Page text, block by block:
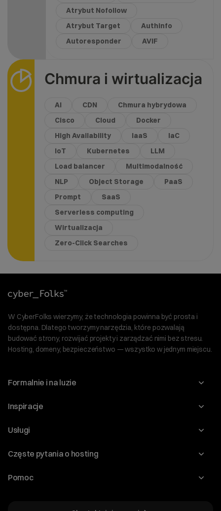
Atrybut Nofollow
Atrybut Target
Authinfo
Autoresponder
AVIF
Chmura i wirtualizacja
AI CDN
Chmura hybrydowa
Cisco
Cloud
Docker
High Availability
IaaS
IaC
IoT
Kubernetes
LLM
Load balancer
Multimodalność
NLP
Object Storage
PaaS
Prompt
SaaS
Serverless computing
Wirtualizacja
Zero-Click Searches
W CyberFolks wierzymy, że technologia powinna być prosta i
dostępna. Dlatego tworzymy narzędzia, które pozwalają
budować strony, rozwijać projekty i zarządzać nimi bez stresu.
Hosting, domeny, bezpieczeństwo — wszystko w jednym miejscu.
Formalnie i na luzie
O nas
Program Korzyści dla Inwestorów
Regulaminy i specyfikacje
Inspiracje
Blog
WordPress
Audyt stron
Usługi
Domeny
Częste pytania o hosting
Jak przenieść stronę?
Pomoc